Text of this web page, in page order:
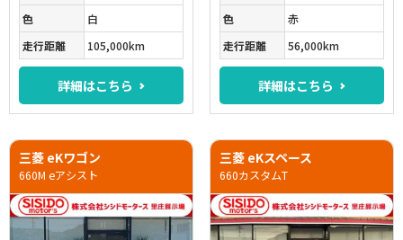
色
白
走行距離
105,000km
詳細はこちら
色
赤
走行距離
56,000km
詳細はこちら
三菱 eKワゴン
660M eアシスト
三菱 eKスペース
660カスタムT